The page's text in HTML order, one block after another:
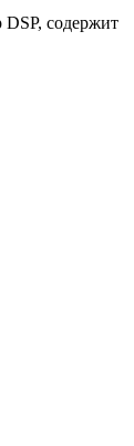
cодержит